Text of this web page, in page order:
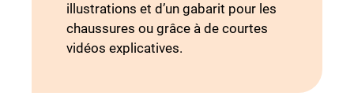
illustrations et d’un gabarit pour les
chaussures ou grâce à de courtes
vidéos explicatives.